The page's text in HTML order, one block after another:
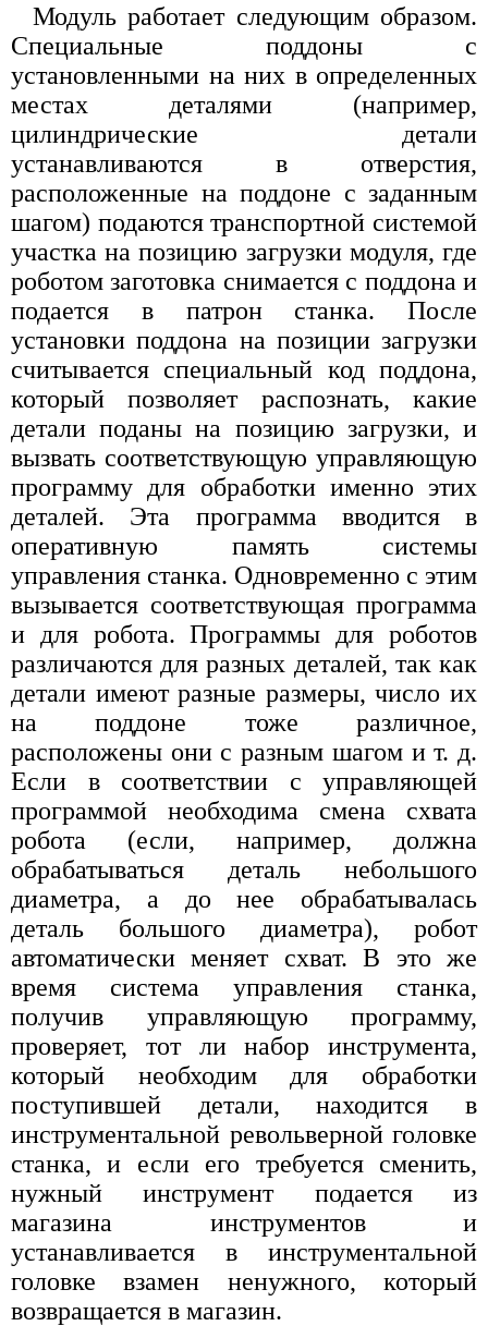
Модуль работает следующим образом.
Специальные поддоны с
установленными на них в определенных
местах деталями (например,
цилиндрические детали
устанавливаются в отверстия,
расположенные на поддоне с заданным
шагом) подаются транспортной системой
участка на позицию загрузки модуля, где
роботом заготовка снимается с поддона и
подается в патрон станка. После
установки поддона на позиции загрузки
считывается специальный код поддона,
который позволяет распознать, какие
детали поданы на позицию загрузки, и
вызвать соответствующую управляющую
программу для обработки именно этих
деталей. Эта программа вводится в
оперативную память системы
управления станка. Одновременно с этим
вызывается соответствующая программа
и для робота. Программы для роботов
различаются для разных деталей, так как
детали имеют разные размеры, число их
на поддоне тоже различное,
расположены они с разным шагом и т. д.
Если в соответствии с управляющей
программой необходима смена схвата
робота (если, например, должна
обрабатываться деталь небольшого
диаметра, а до нее обрабатывалась
деталь большого диаметра), робот
автоматически меняет схват. В это же
время система управления станка,
получив управляющую программу,
проверяет, тот ли набор инструмента,
который необходим для обработки
поступившей детали, находится в
инструментальной револьверной головке
станка, и если его требуется сменить,
нужный инструмент подается из
магазина инструментов и
устанавливается в инструментальной
головке взамен ненужного, который
возвращается в магазин.